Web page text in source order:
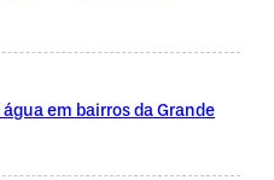
em bairros da Grande